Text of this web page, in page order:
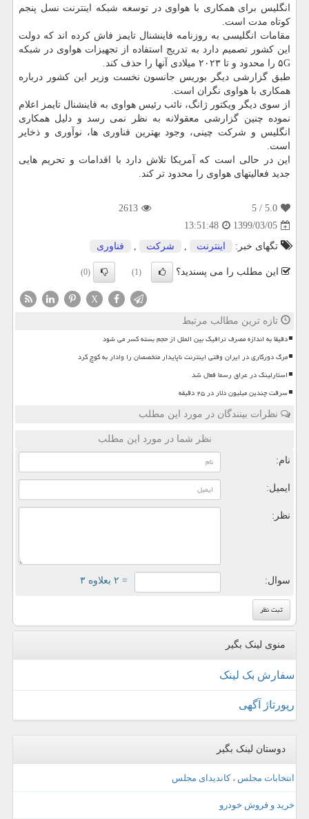
انگلیس برای همکاری با هواوی در توسعه شبکه اینترنت نسل پنجم
کوتاه مدت است.
مقامات انگلیسی به روزنامه فاینشنال تایمز فاش کرده اند که دولت
این کشور تصمیم دارد به تدریج استفاده از تجهیزات هواوی در شبکه
۵G را محدود و تا ۲۰۲۳ میلادی آنها را حذف کند.
طبق گزارشی دیگر بوریس جانسون نخست وزیر این کشور درباره
همکاری با هواوی نگران است.
از سوی دیگر ویکتور ژانگ، نائب رئیس هواوی به فاینشنال تایمز اعلام
نموده چنین گزارشی معقولانه به نظر نمی رسد و دلیل همکاری
انگلیس و شرکت چینی، وجود بهترین فناوری ها، نوآوری و ذخایر
است.
این در حالی است که آمریکا تلاش دارد با اقدامات و تحریم هایی
جدید فعالیتهای هواوی را محدود تر کند.
5.0
/ 5
2613
1399/03/05
13:51:48
تگهای خبر:
اینترنت , شركت , فناوری
این مطلب را می پسندید؟ (1)
(0)
X
تازه ترین مطالب مرتبط
دقیقا به اندازه مصرف ترافیک بین الملل از حجم بسته کسر می شود
مرگ دورکاری در ایران وقتی اینترنت ناپایدار متخصصان را وادار به کوچ کرد
استارلینک در عراق رسما فعال شد
سرقت چندین میلیون دلار در ۲۵ دقیقه
نظرات بینندگان در مورد این مطلب
نظر شما در مورد این مطلب
نام:
ایمیل:
نظر:
سوال: = ۲ بعلاوه ۳
منوی لینک بگیر
سفارش بک لینک
رپورتاژ آگهی
دوستان لینک بگیر
انتخابات مجلس ، کاندیدای مجلس
خرید و فروش خودرو